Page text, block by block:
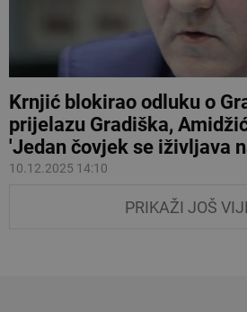
Krnjić blokirao odluku o
prijelazu Gradiška,
'Jedan čovjek se iživljava
10.12.2025 14:10
PRIKAŽI JOŠ